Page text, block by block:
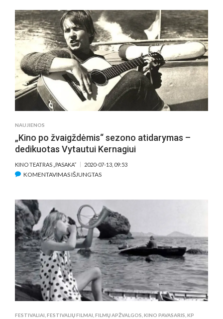
SESUO:
„JIS
LABAI
MYLĖJO
ŽMONES“
NAUJIENOS
„Kino po žvaigždėmis“ sezono atidarymas –
dedikuotas Vytautui Kernagiui
KINO TEATRAS „PASAKA“ 2020-07-13, 09:53
KOMENTAVIMAS IŠJUNGTASĮRAŠE
ŽVAIGŽDĖMIS“
SEZONO
ATIDARYMAS
–
DEDIKUOTAS
VYTAUTUI
KERNAGIUI
FESTIVALIAI FESTIVALIŲ FILMAI FILMŲ APŽVALGOS KINO PAVASARIS KP